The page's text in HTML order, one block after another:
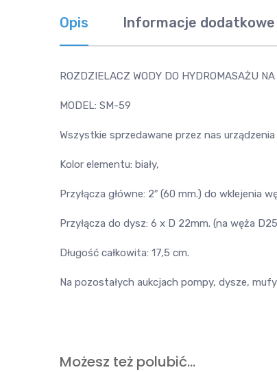
Opis Informacje dodatkowe
ROZDZIELACZ WODY DO HYDROMASAŻU
MODEL: SM-59
Wszystkie sprzedawane przez nas
Kolor elementu: biały,
Przyłącza główne: 2″ (60 mm.) do wklejenia
Przyłącza do dysz: 6 x D 22mm. (na węża
Długość całkowita: 17,5 cm.
Na pozostałych aukcjach pompy, dysze,
Możesz też polubić…